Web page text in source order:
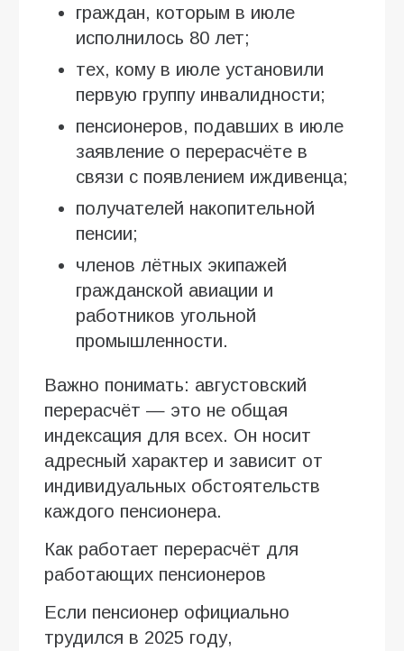
граждан, которым в июле
исполнилось 80 лет;
тех, кому в июле установили
первую группу инвалидности;
пенсионеров, подавших в июле
заявление о перерасчёте в
связи с появлением иждивенца;
получателей накопительной
пенсии;
членов лётных экипажей
гражданской авиации и
работников угольной
промышленности.
Важно понимать: августовский
перерасчёт — это не общая
индексация для всех. Он носит
адресный характер и зависит от
индивидуальных обстоятельств
каждого пенсионера.
Как работает перерасчёт для
работающих пенсионеров
Если пенсионер официально
трудился в 2025 году,